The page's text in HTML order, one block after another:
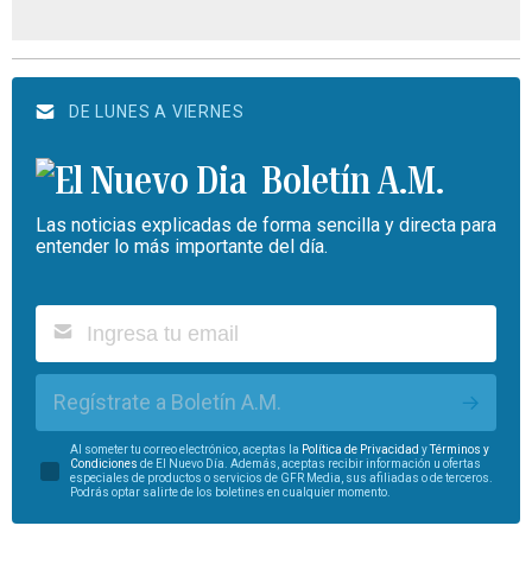
DE LUNES A VIERNES
Boletín A.M.
Las noticias explicadas de forma sencilla y directa para
entender lo más importante del día.
Regístrate a Boletín A.M.
Al someter tu correo electrónico, aceptas la Política de Privacidad y
Términos y
Condiciones de El Nuevo Día. Además, aceptas recibir información u ofertas
especiales de productos o servicios de GFR Media, sus afiliadas o de terceros.
Podrás optar salirte de los boletines en cualquier momento.